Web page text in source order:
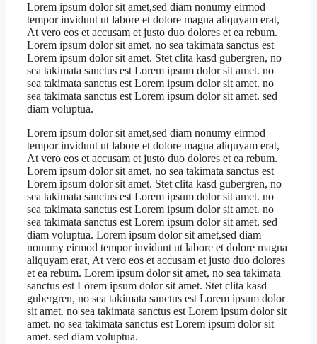
Lorem ipsum dolor sit amet,sed diam nonumy eirmod
tempor invidunt ut labore et dolore magna aliquyam erat,
At vero eos et accusam et justo duo dolores et ea rebum.
Lorem ipsum dolor sit amet, no sea takimata sanctus est
Lorem ipsum dolor sit amet. Stet clita kasd gubergren, no
sea takimata sanctus est Lorem ipsum dolor sit amet. no
sea takimata sanctus est Lorem ipsum dolor sit amet. no
sea takimata sanctus est Lorem ipsum dolor sit amet. sed
diam voluptua.
Lorem ipsum dolor sit amet,sed diam nonumy eirmod
tempor invidunt ut labore et dolore magna aliquyam erat,
At vero eos et accusam et justo duo dolores et ea rebum.
Lorem ipsum dolor sit amet, no sea takimata sanctus est
Lorem ipsum dolor sit amet. Stet clita kasd gubergren, no
sea takimata sanctus est Lorem ipsum dolor sit amet. no
sea takimata sanctus est Lorem ipsum dolor sit amet. no
sea takimata sanctus est Lorem ipsum dolor sit amet. sed
diam voluptua. Lorem ipsum dolor sit amet,sed diam
nonumy eirmod tempor invidunt ut labore et dolore magna
aliquyam erat, At vero eos et accusam et justo duo dolores
et ea rebum. Lorem ipsum dolor sit amet, no sea takimata
sanctus est Lorem ipsum dolor sit amet. Stet clita kasd
gubergren, no sea takimata sanctus est Lorem ipsum dolor
sit amet. no sea takimata sanctus est Lorem ipsum dolor sit
amet. no sea takimata sanctus est Lorem ipsum dolor sit
amet. sed diam voluptua.